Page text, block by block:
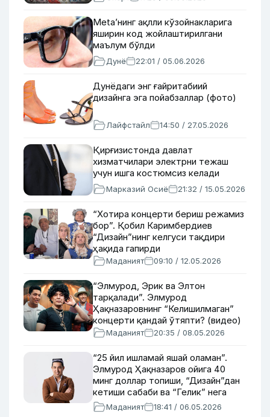
Meta’нинг ақлли кўзойнакларига
яширин код жойлаштирилгани
маълум бўлди
Дунё 22:01 / 05.06.2026
Дунёдаги энг ғайритабиий
дизайнга эга пойабзаллар (фото)
Лайфстайл 14:50 / 27.05.2026
Қирғизистонда давлат
хизматчилари электрни тежаш
учун ишга костюмсиз келади
Марказий Осиё 21:32 / 15.05.2026
“Хотира концерти бериш режамиз
бор”. Қобил Каримбердиев
“Дизайн”нинг келгуси тақдири
ҳақида гапирди
Маданият 09:10 / 12.05.2026
“Элмурод, Эрик ва Элтон
тарқалади”. Элмурод
Ҳақназаровнинг “Келишилмаган”
концерти қандай ўтяпти? (видео)
Маданият 20:35 / 08.05.2026
“25 йил ишламай яшай оламан”.
Элмурод Ҳақназаров ойига 40
минг доллар топиши, “Дизайн”дан
кетиши сабаби ва “Гелик” нега
бахт бермагани ҳақида
Маданият 18:41 / 06.05.2026